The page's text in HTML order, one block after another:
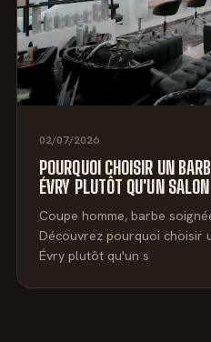
02/07/2026
POURQUOI CHOISIR UN
ÉVRY PLUTÔT QU'UN
Coupe homme, barbe
Découvrez pourquoi choisir
Évry plutôt qu'un s